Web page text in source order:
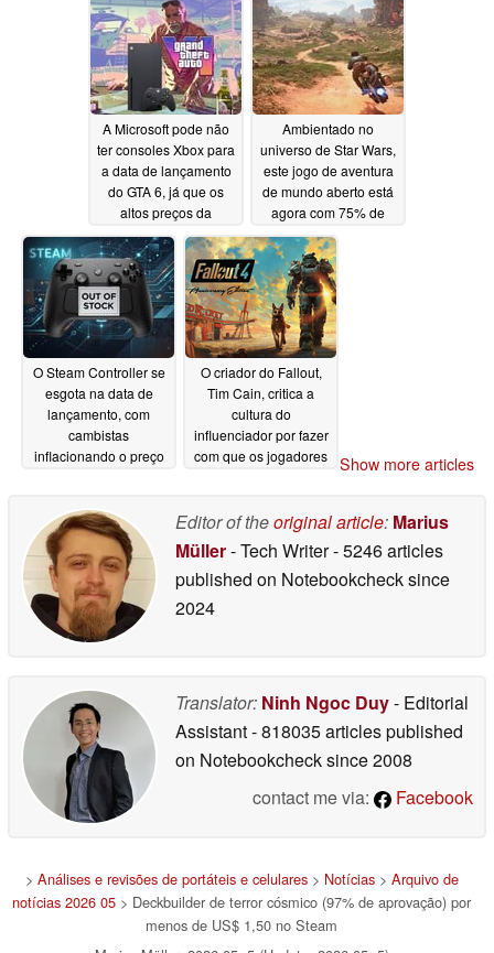
A Microsoft pode não
ter consoles Xbox para
a data de lançamento
do GTA 6, já que os
altos preços da
memória continuam
05/05/2026
Ambientado no
universo de Star Wars,
este jogo de aventura
de mundo aberto está
agora com 75% de
desconto no Steam
05/05/2026
O Steam Controller se
esgota na data de
lançamento, com
cambistas
inflacionando o preço
O criador do Fallout,
Tim Cain, critica a
cultura do
influenciador por fazer
com que os jogadores
05/05/2026
Show more articles
Editor of theoriginal article: Marius
Müller- Tech Writer- 5246 articles
published on Notebookchecksince
2024
Translator: Ninh Ngoc Duy- Editorial
Assistant- 818035 articles published
on Notebookchecksince 2008
contact me via:
Facebook
> Análises e revisões de portáteis e celulares> Notícias> Arquivo de
notícias 2026 05 > Deckbuilder de terror cósmico (97% de aprovação) por
menos de US$ 1,50 no Steam